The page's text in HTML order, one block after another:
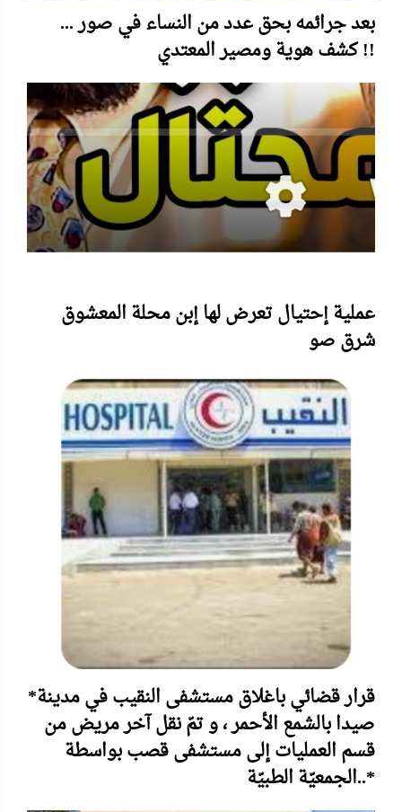
بعد جرائمه بحق عدد من النساء في صور ...
كشف هوية ومصير المعتدي !!
عملية إحتيال تعرض لها إبن محلة المعشوق
شرق صو
*قرار قضائي باغلاق مستشفى النقيب في مدينة
صيدا بالشمع الأحمر ، و تمّ نقل آخر مريض من
قسم العمليات إلى مستشفى قصب بواسطة
الجمعيّة الطبيّة..*